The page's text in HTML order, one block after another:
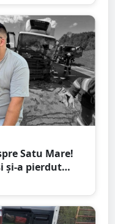
Satu Mare!
și-a pierdut